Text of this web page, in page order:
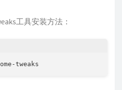
工具安装方法：